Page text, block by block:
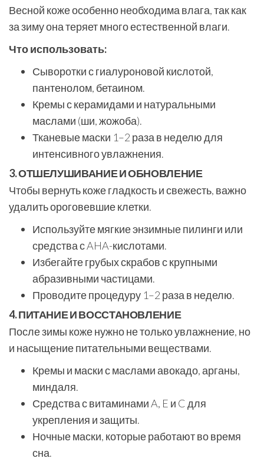
Весной коже особенно необходима влага, так как
за зиму она теряет много естественной влаги.
Что использовать:
Сыворотки с гиалуроновой кислотой,
пантенолом, бетаином.
Кремы с керамидами и натуральными
маслами (ши, жожоба).
Тканевые маски 1–2 раза в неделю для
интенсивного увлажнения.
3. ОТШЕЛУШИВАНИЕ И ОБНОВЛЕНИЕ
Чтобы вернуть коже гладкость и свежесть, важно
удалить ороговевшие клетки.
Используйте мягкие энзимные пилинги или
средства с AHA-кислотами.
Избегайте грубых скрабов с крупными
абразивными частицами.
Проводите процедуру 1–2 раза в неделю.
4. ПИТАНИЕ И ВОССТАНОВЛЕНИЕ
После зимы коже нужно не только увлажнение, но
и насыщение питательными веществами.
Кремы и маски с маслами авокадо, арганы,
миндаля.
Средства с витаминами A, E и C для
укрепления и защиты.
Ночные маски, которые работают во время
сна.